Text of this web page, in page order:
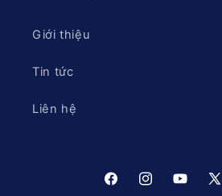
Giới thiệu
Tin tức
Liên hệ
FacebookInstagramYouTube
X